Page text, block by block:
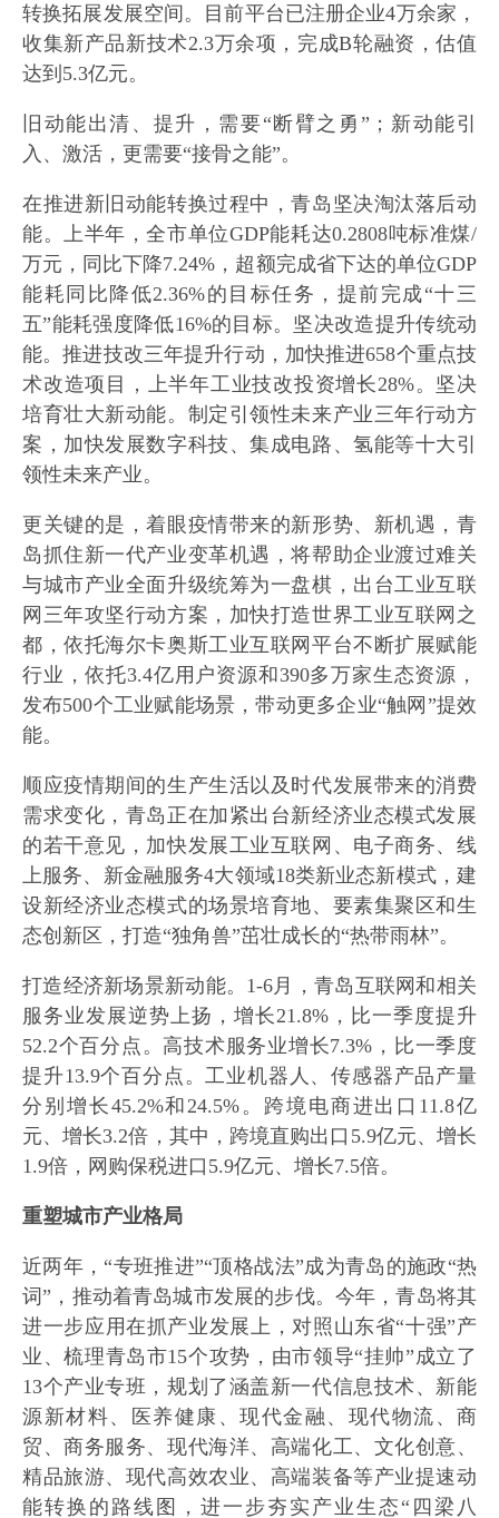
转换拓展发展空间。目前平台已注册企业4万余家，
收集新产品新技术2.3万余项，完成B轮融资，估值
达到5.3亿元。
旧动能出清、提升，需要“断臂之勇”；新动能引
入、激活，更需要“接骨之能”。
在推进新旧动能转换过程中，青岛坚决淘汰落后动
能。上半年，全市单位GDP能耗达0.2808吨标准煤/
万元，同比下降7.24%，超额完成省下达的单位GDP
能耗同比降低2.36%的目标任务，提前完成“十三
五”能耗强度降低16%的目标。坚决改造提升传统动
能。推进技改三年提升行动，加快推进658个重点技
术改造项目，上半年工业技改投资增长28%。坚决
培育壮大新动能。制定引领性未来产业三年行动方
案，加快发展数字科技、集成电路、氢能等十大引
领性未来产业。
更关键的是，着眼疫情带来的新形势、新机遇，青
岛抓住新一代产业变革机遇，将帮助企业渡过难关
与城市产业全面升级统筹为一盘棋，出台工业互联
网三年攻坚行动方案，加快打造世界工业互联网之
都，依托海尔卡奥斯工业互联网平台不断扩展赋能
行业，依托3.4亿用户资源和390多万家生态资源，
发布500个工业赋能场景，带动更多企业“触网”提效
能。
顺应疫情期间的生产生活以及时代发展带来的消费
需求变化，青岛正在加紧出台新经济业态模式发展
的若干意见，加快发展工业互联网、电子商务、线
上服务、新金融服务4大领域18类新业态新模式，建
设新经济业态模式的场景培育地、要素集聚区和生
态创新区，打造“独角兽”茁壮成长的“热带雨林”。
打造经济新场景新动能。1-6月，青岛互联网和相关
服务业发展逆势上扬，增长21.8%，比一季度提升
52.2个百分点。高技术服务业增长7.3%，比一季度
提升13.9个百分点。工业机器人、传感器产品产量
分别增长45.2%和24.5%。跨境电商进出口11.8亿
元、增长3.2倍，其中，跨境直购出口5.9亿元、增长
1.9倍，网购保税进口5.9亿元、增长7.5倍。
重塑城市产业格局
近两年，“专班推进”“顶格战法”成为青岛的施政“热
词”，推动着青岛城市发展的步伐。今年，青岛将其
进一步应用在抓产业发展上，对照山东省“十强”产
业、梳理青岛市15个攻势，由市领导“挂帅”成立了
13个产业专班，规划了涵盖新一代信息技术、新能
源新材料、医养健康、现代金融、现代物流、商
贸、商务服务、现代海洋、高端化工、文化创意、
精品旅游、现代高效农业、高端装备等产业提速动
能转换的路线图，进一步夯实产业生态“四梁八